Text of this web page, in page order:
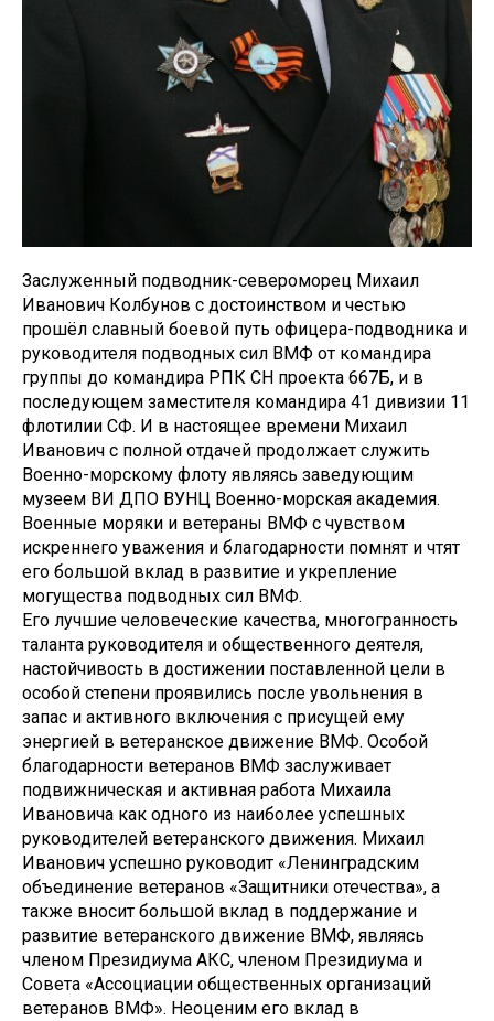
Заслуженный подводник-североморец Михаил
Иванович Колбунов с достоинством и честью
прошёл славный боевой путь офицера-подводника и
руководителя подводных сил ВМФ от командира
группы до командира РПК СН проекта 667Б, и в
последующем заместителя командира 41 дивизии 11
флотилии СФ. И в настоящее времени Михаил
Иванович с полной отдачей продолжает служить
Военно-морскому флоту являясь заведующим
музеем ВИ ДПО ВУНЦ Военно-морская академия.
Военные моряки и ветераны ВМФ с чувством
искреннего уважения и благодарности помнят и чтят
его большой вклад в развитие и укрепление
могущества подводных сил ВМФ.
Его лучшие человеческие качества, многогранность
таланта руководителя и общественного деятеля,
настойчивость в достижении поставленной цели в
особой степени проявились после увольнения в
запас и активного включения с присущей ему
энергией в ветеранское движение ВМФ. Особой
благодарности ветеранов ВМФ заслуживает
подвижническая и активная работа Михаила
Ивановича как одного из наиболее успешных
руководителей ветеранского движения. Михаил
Иванович успешно руководит «Ленинградским
объединение ветеранов «Защитники отечества», а
также вносит большой вклад в поддержание и
развитие ветеранского движение ВМФ, являясь
членом Президиума АКС, членом Президиума и
Совета «Ассоциации общественных организаций
ветеранов ВМФ». Неоценим его вклад в